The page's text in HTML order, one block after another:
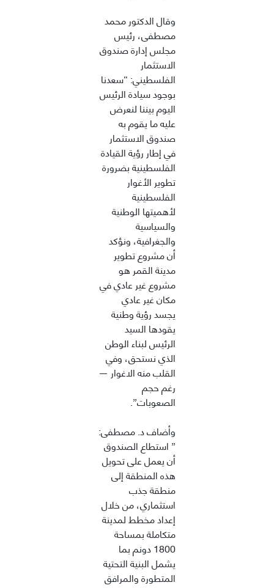
وقال الدكتور محمد
مصطفى، رئيس
مجلس إدارة صندوق
الاستثمار
الفلسطيني: “سعدنا
بوجود سيادة الرئيس
اليوم بيننا لنعرض
عليه ما يقوم به
صندوق الاستثمار
في إطار رؤية القيادة
الفلسطينية بضرورة
تطوير الأغوار
الفلسطينية
لأهميتها الوطنية
والسياسية
والجغرافية، ونؤكد
أن مشروع تطوير
مدينة القمر هو
مشروع غير عادي في
مكان غير عادي
يجسد رؤية وطنية
يقودها السيد
الرئيس لبناء الوطن
الذي نستحق، وفي
القلب منه الاغوار —
رغم حجم
الصعوبات”.
وأضاف د. مصطفى:
” استطاع الصندوق
أن يعمل على تحويل
هذه المنطقة إلى
منطقة جذب
استثماري، من خلال
إعداد مخطط لمدينة
متكاملة بمساحة
1800 دونم بما
يشمل البنية التحتية
المتطورة والمرافق